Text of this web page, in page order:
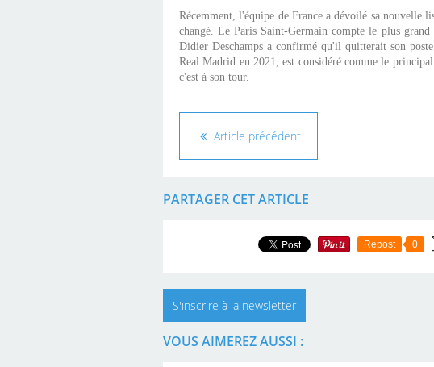
Récemment, l'équipe de France a dévoilé sa nouvelle
changé. Le Paris Saint-Germain compte le plus
Didier Deschamps a confirmé qu'il quitterait son
Real Madrid en 2021, est considéré comme le
c'est à son tour.
Article précédent
PARTAGER CET ARTICLE
Repost 0
S'inscrire à la newsletter
VOUS AIMEREZ AUSSI :